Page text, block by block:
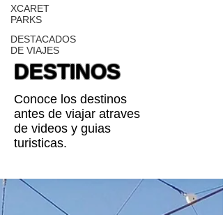
XCARET
PARKS
DESTACADOS
DE VIAJES
DESTINOS
Conoce los destinos
antes de viajar atraves
de videos y guias
turisticas.